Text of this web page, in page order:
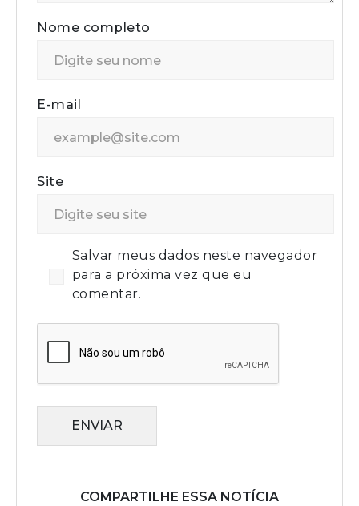
Nome completo
E-mail
Site
Salvar meus dados neste navegador
para a próxima vez que eu
comentar.
ENVIAR
COMPARTILHE ESSA NOTÍCIA